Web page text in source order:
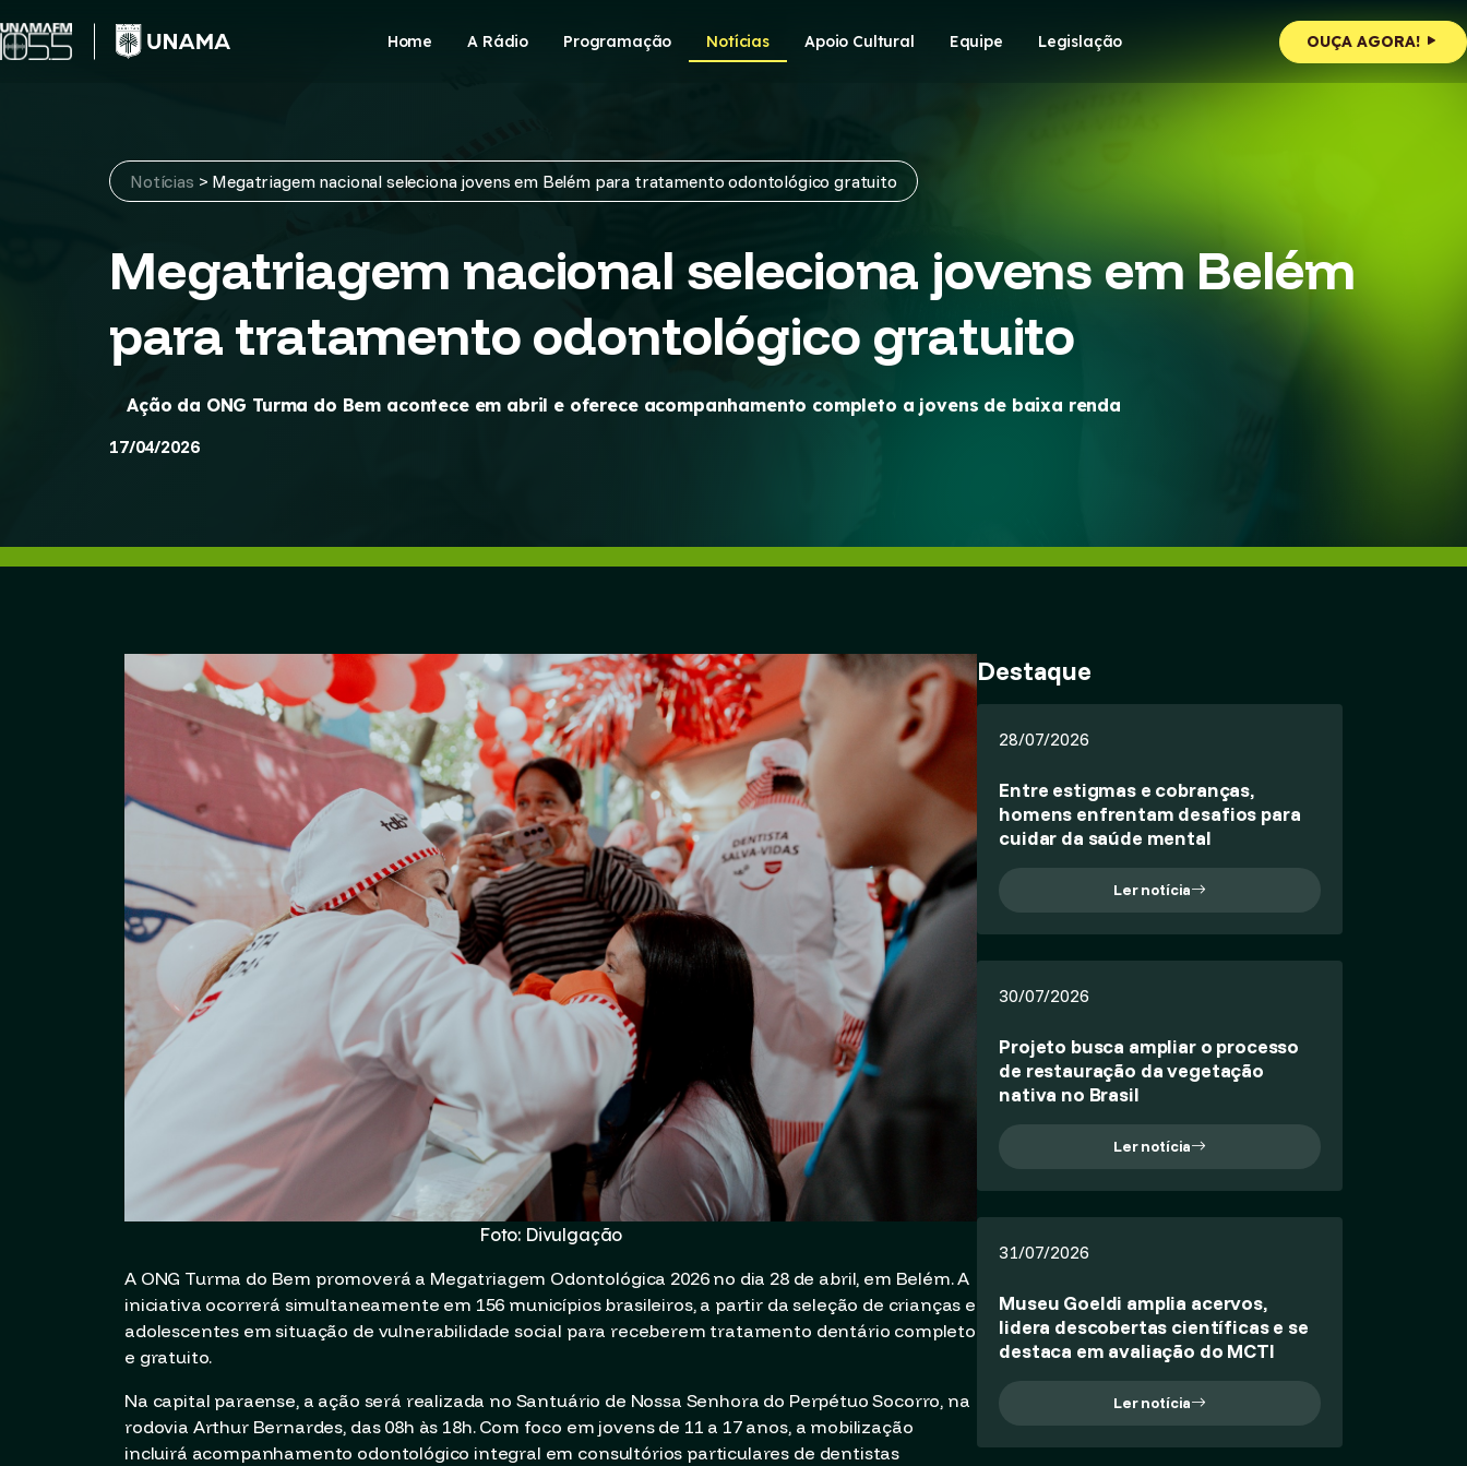
to
content
Home A Rádio Programação Notícias Apoio Cultural Equipe Legislação OUÇA AGORA!
Notícias > Megatriagem nacional seleciona jovens em Belém para tratamento odontológico gratuito
Megatriagem nacional seleciona jovens em Belém
para tratamento odontológico gratuito
Ação da ONG Turma do Bem acontece em abril e oferece acompanhamento completo a jovens de baixa renda
17/04/2026
Foto: Divulgação
A ONG Turma do Bem promoverá a Megatriagem Odontológica 2026 no dia 28 de abril, em Belém. A
iniciativa ocorrerá simultaneamente em 156 municípios brasileiros, a partir da seleção de crianças e
adolescentes em situação de vulnerabilidade social para receberem tratamento dentário completo
e gratuito.
Na capital paraense, a ação será realizada no Santuário de Nossa Senhora do Perpétuo Socorro, na
rodovia Arthur Bernardes, das 08h às 18h. Com foco em jovens de 11 a 17 anos, a mobilização
incluirá acompanhamento odontológico integral em consultórios particulares de dentistas
Destaque
28/07/2026
Entre estigmas e cobranças,
homens enfrentam desafios para
cuidar da saúde mental
Ler notícia
30/07/2026
Projeto busca ampliar o processo
de restauração da vegetação
nativa no Brasil
Ler notícia
31/07/2026
Museu Goeldi amplia acervos,
lidera descobertas científicas e se
destaca em avaliação do MCTI
Ler notícia